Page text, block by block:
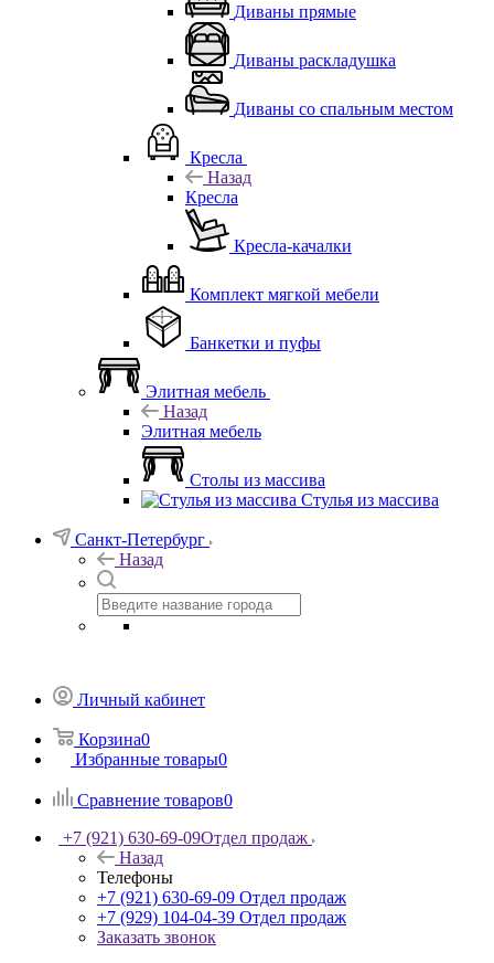
Диваны прямые
Диваны раскладушка
Диваны со спальным местом
Кресла
Назад
Кресла
Кресла-качалки
Комплект мягкой мебели
Банкетки и пуфы
Элитная мебель
Назад
Элитная мебель
Столы из массива
Стулья из массива
Санкт-Петербург
Назад
Личный кабинет
Корзина0
Избранные товары0
Сравнение товаров0
+7 (921) 630-69-09Отдел продаж
Назад
Телефоны
+7 (921) 630-69-09 Отдел продаж
+7 (929) 104-04-39 Отдел продаж
Заказать звонок